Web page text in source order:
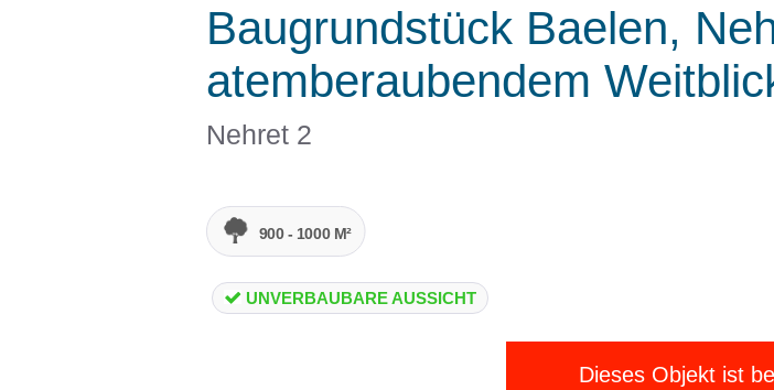
Baugrundstück Baelen,
atemberaubendem
Nehret 2
900 - 1000 M²
UNVERBAUBARE AUSSICHT
Dieses Objekt ist